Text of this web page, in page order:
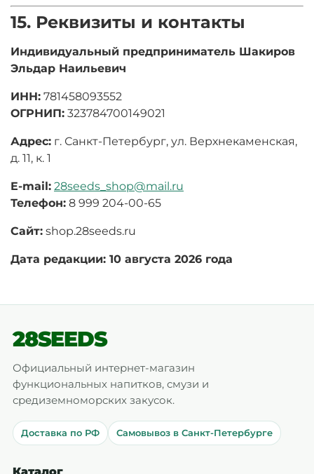
15. Реквизиты и контакты
Индивидуальный предприниматель Шакиров
Эльдар Наильевич
ИНН: 781458093552
ОГРНИП: 323784700149021
Адрес: г. Санкт-Петербург, ул. Верхнекаменская,
д. 11, к. 1
E-mail: 28seeds_shop@mail.ru
Телефон: 8 999 204-00-65
Сайт: shop.28seeds.ru
Дата редакции: 10 августа 2026 года
28SEEDS
Официальный интернет-магазин
функциональных напитков, смузи и
средиземноморских закусок.
Доставка по РФ Самовывоз в Санкт-Петербурге